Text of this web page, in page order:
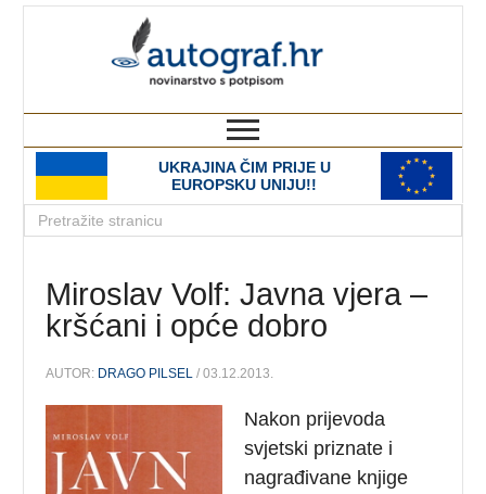
UKRAJINA ČIM PRIJE U
EUROPSKU UNIJU!!
Miroslav Volf: Javna vjera –
kršćani i opće dobro
AUTOR: DRAGO PILSEL / 03.12.2013.
Nakon prijevoda
svjetski priznate i
nagrađivane knjige